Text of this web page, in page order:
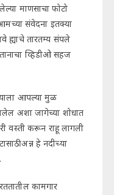
माणसाचा फोटो
संवेदना इतक्या
ह्याचे तारतम्य संपले
व्हिडीओ सहज
आपल्या मुळ
अशा जागेच्या शोधात
वस्ती करून राहू लागली
अन्न हे नदीच्या
कामगार